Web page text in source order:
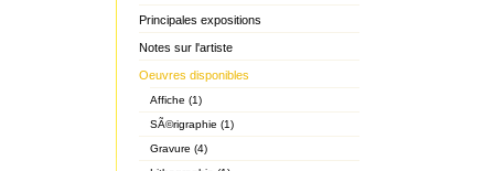
Principales expositions
Notes sur l'artiste
Oeuvres disponibles
Affiche (1)
SÃ©rigraphie (1)
Gravure (4)